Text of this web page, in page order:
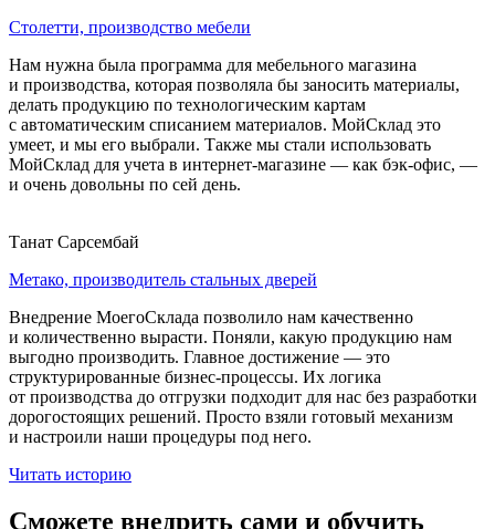
Столетти, производство мебели
Нам нужна была программа для мебельного магазина
и производства, которая позволяла бы заносить материалы,
делать продукцию по технологическим картам
с автоматическим списанием материалов. МойСклад это
умеет, и мы его выбрали. Также мы стали использовать
МойСклад для учета в интернет-магазине — как бэк-офис, —
и очень довольны по сей день.
Танат Сарсембай
Метако, производитель стальных дверей
Внедрение МоегоСклада позволило нам качественно
и количественно вырасти. Поняли, какую продукцию нам
выгодно производить. Главное достижение — это
структурированные бизнес-процессы. Их логика
от производства до отгрузки подходит для нас без разработки
дорогостоящих решений. Просто взяли готовый механизм
и настроили наши процедуры под него.
Читать историю
Сможете внедрить сами и обучить